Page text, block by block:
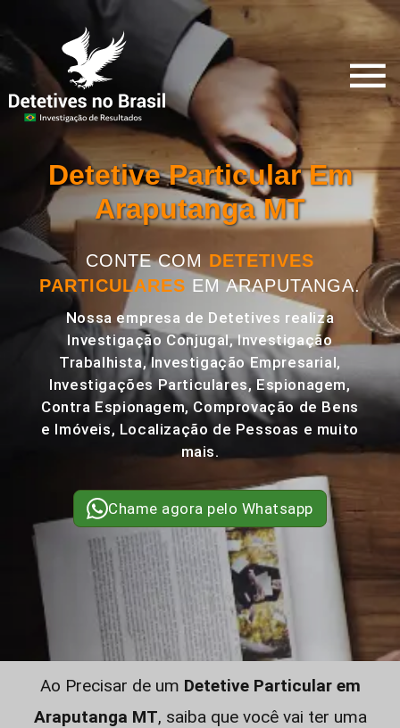
Detetive Particular Em
Araputanga MT
CONTE COM DETETIVES
PARTICULARES EM ARAPUTANGA.
Nossa empresa de Detetives realiza
Investigação Conjugal, Investigação
Trabalhista, Investigação Empresarial,
Investigações Particulares, Espionagem,
Contra Espionagem, Comprovação de Bens
e Imóveis, Localização de Pessoas e muito
mais.
Chame agora pelo Whatsapp
Ao Precisar de um Detetive Particular em
Araputanga MT, saiba que você vai ter uma